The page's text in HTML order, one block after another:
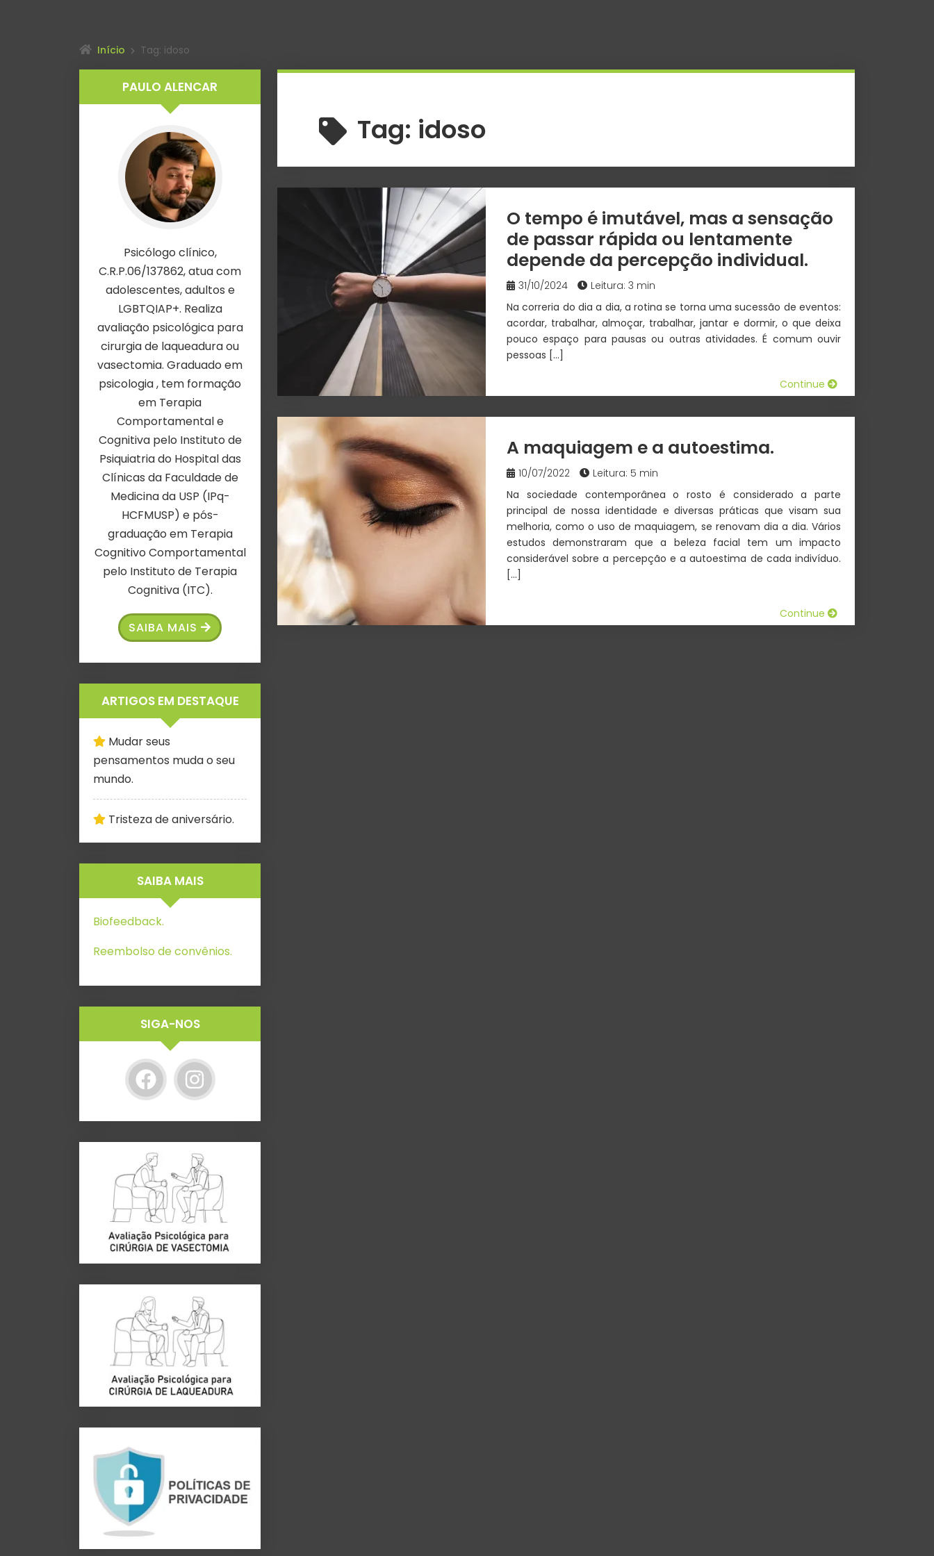
Início Tag: idoso
Tag: idoso
O tempo é imutável, mas a sensação
de passar rápida ou lentamente
depende da percepção individual.
31/10/2024
Leitura: 3 min
Na correria do dia a dia, a rotina se torna uma sucessão de eventos:
acordar, trabalhar, almoçar, trabalhar, jantar e dormir, o que deixa
pouco espaço para pausas ou outras atividades. É comum ouvir
pessoas […]
Continue
A maquiagem e a autoestima.
10/07/2022
Leitura: 5 min
Na sociedade contemporânea o rosto é considerado a parte
principal de nossa identidade e diversas práticas que visam sua
melhoria, como o uso de maquiagem, se renovam dia a dia. Vários
estudos demonstraram que a beleza facial tem um impacto
considerável sobre a percepção e a autoestima de cada indivíduo.
[…]
Continue
PAULO ALENCAR
Psicólogo clínico,
C.R.P.06/137862, atua com
adolescentes, adultos e
LGBTQIAP+. Realiza
avaliação psicológica para
cirurgia de laqueadura ou
vasectomia. Graduado em
psicologia , tem formação
em Terapia
Comportamental e
Cognitiva pelo Instituto de
Psiquiatria do Hospital das
Clínicas da Faculdade de
Medicina da USP (IPq-
HCFMUSP) e pós-
graduação em Terapia
Cognitivo Comportamental
pelo Instituto de Terapia
Cognitiva (ITC).
SAIBA MAIS
ARTIGOS EM DESTAQUE
Mudar seus
pensamentos muda o seu
mundo.
Tristeza de aniversário.
SAIBA MAIS
Biofeedback.
Reembolso de convênios.
SIGA-NOS